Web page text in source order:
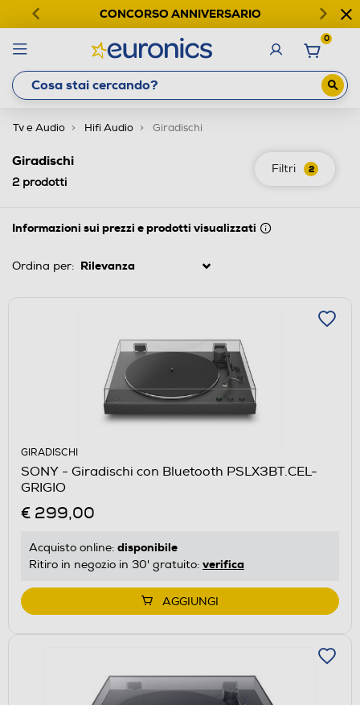
CONCORSO ANNIVERSARIO
0
Tv e Audio Hifi Audio Giradischi
Filtri 2
Giradischi
2prodotti
Informazioni sui prezzi e prodotti visualizzati
Ordina per:
GIRADISCHI
SONY - Giradischi con Bluetooth PSLX3BT.CEL-
GRIGIO
€ 299,00
Acquisto online: disponibile
Ritiro in negozio in 30' gratuito: verifica
AGGIUNGI